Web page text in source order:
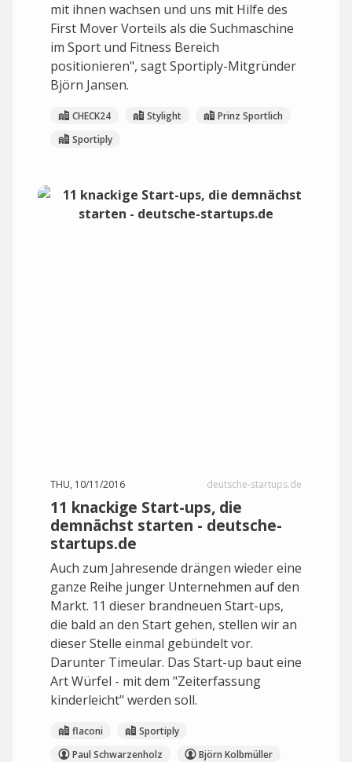
mit ihnen wachsen und uns mit Hilfe des
First Mover Vorteils als die Suchmaschine
im Sport und Fitness Bereich
positionieren", sagt Sportiply-Mitgründer
Björn Jansen.
CHECK24 Stylight
Prinz Sportlich
Sportiply
THU, 10/11/2016 deutsche-startups.de
11 knackige Start-ups, die
demnächst starten - deutsche-
startups.de
Auch zum Jahresende drängen wieder eine
ganze Reihe junger Unternehmen auf den
Markt. 11 dieser brandneuen Start-ups,
die bald an den Start gehen, stellen wir an
dieser Stelle einmal gebündelt vor.
Darunter Timeular. Das Start-up baut eine
Art Würfel - mit dem "Zeiterfassung
kinderleicht" werden soll.
flaconi
Sportiply
Paul Schwarzenholz
Björn Kolbmüller